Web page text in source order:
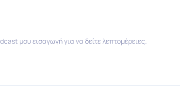
μου εισαγωγή για να δείτε λεπτομέρειες.